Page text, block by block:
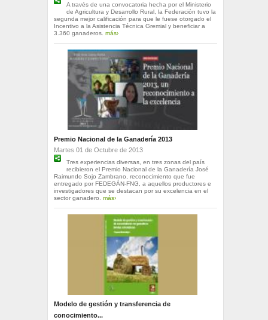
A través de una convocatoria hecha por el Ministerio
de Agricultura y Desarrollo Rural, la Federación tuvo la
segunda mejor calificación para que le fuese otorgado el
Incentivo a la Asistencia Técnica Gremial y beneficiar a
3.360 ganaderos. más›
Premio Nacional de la Ganadería 2013
Martes 01 de Octubre de 2013
Tres experiencias diversas, en tres zonas del país
recibieron el Premio Nacional de la Ganadería José
Raimundo Sojo Zambrano, reconocimiento que fue
entregado por FEDEGÁN-FNG, a aquellos productores e
investigadores que se destacan por su excelencia en el
sector ganadero. más›
Modelo de gestión y transferencia de
conocimiento...